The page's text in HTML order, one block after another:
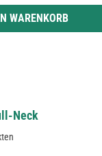
benutze die
WARENKORB
Neck